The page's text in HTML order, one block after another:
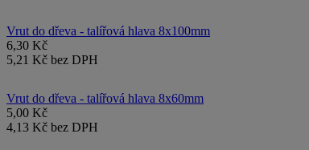
Vrut do dřeva - talířová hlava 8x100mm
6,30 Kč
5,21 Kč bez DPH
Vrut do dřeva - talířová hlava 8x60mm
5,00 Kč
4,13 Kč bez DPH